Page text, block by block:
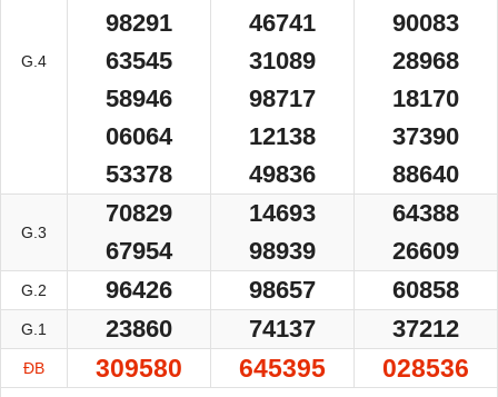
G.4
98291
63545
58946
06064
53378
46741
31089
98717
12138
49836
90083
28968
18170
37390
88640
G.3
70829
67954
14693
98939
64388
26609
G.2 96426 98657 60858
G.1 23860 74137 37212
ĐB 309580 645395 028536